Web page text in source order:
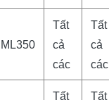
ML350
Tất
cả
các
Tất
cả
các
Tất
Tất